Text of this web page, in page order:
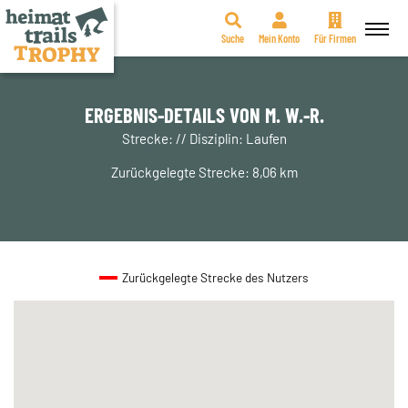
Zum
Suche Mein Konto Für Firmen
ERGEBNIS-DETAILS VON M. W.-R.
Strecke: // Disziplin: Laufen
Zurückgelegte Strecke: 8,06 km
Zurückgelegte Strecke des Nutzers